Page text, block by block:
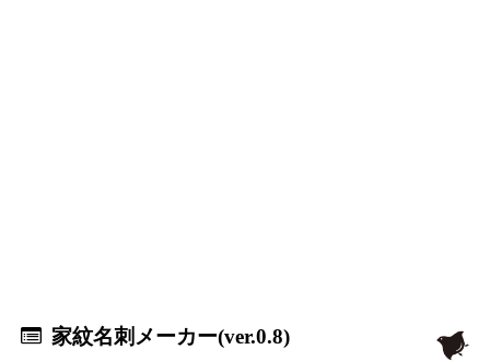
家紋名刺メーカー(ver.0.8)